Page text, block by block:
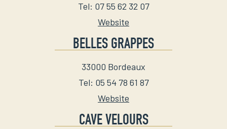
Tel: 07 55 62 32 07
Website
BELLES GRAPPES
33000 Bordeaux
Tel: 05 54 78 61 87
Website
CAVE VELOURS